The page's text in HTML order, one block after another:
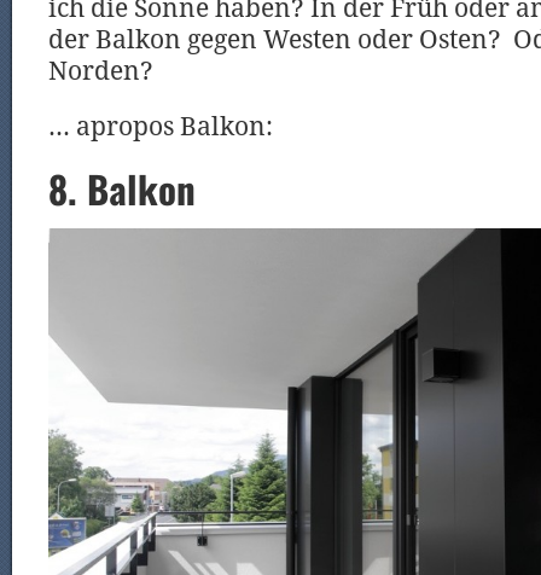
ich die Sonne haben? In der Früh oder
der Balkon gegen Westen oder Osten?
Norden?
… apropos Balkon:
8. Balkon